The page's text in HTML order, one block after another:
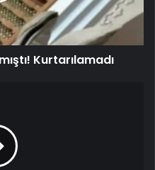
Kurtarılamadı